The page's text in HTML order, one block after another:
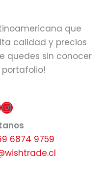
que
calidad y precios
quedes sin conocer
Instagram
6874 9759